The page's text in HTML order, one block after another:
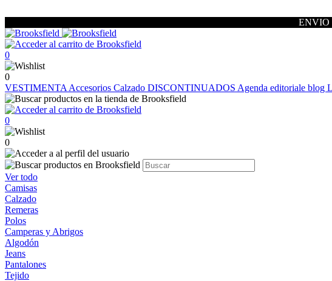
ENVIO
0
0
VESTIMENTA Accesorios Calzado DISCONTINUADOS Agenda editoriale blog
0
0
Ver todo
Camisas
Calzado
Remeras
Polos
Camperas y Abrigos
Algodón
Jeans
Pantalones
Tejido